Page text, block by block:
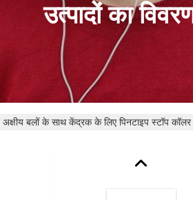
उत्पादों का
बलों के साथ केंद्रक के लिए पिनटाइप स्टॉप